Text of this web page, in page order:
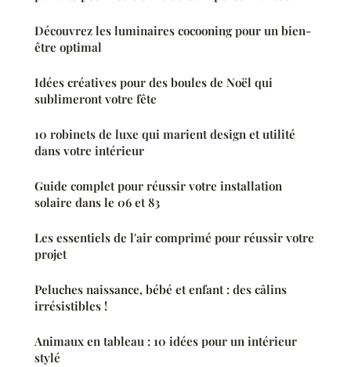
Découvrez les luminaires cocooning pour un bien-
être optimal
Idées créatives pour des boules de Noël qui
sublimeront votre fête
10 robinets de luxe qui marient design et utilité
dans votre intérieur
Guide complet pour réussir votre installation
solaire dans le 06 et 83
Les essentiels de l'air comprimé pour réussir votre
projet
Peluches naissance, bébé et enfant : des câlins
irrésistibles !
Animaux en tableau : 10 idées pour un intérieur
stylé